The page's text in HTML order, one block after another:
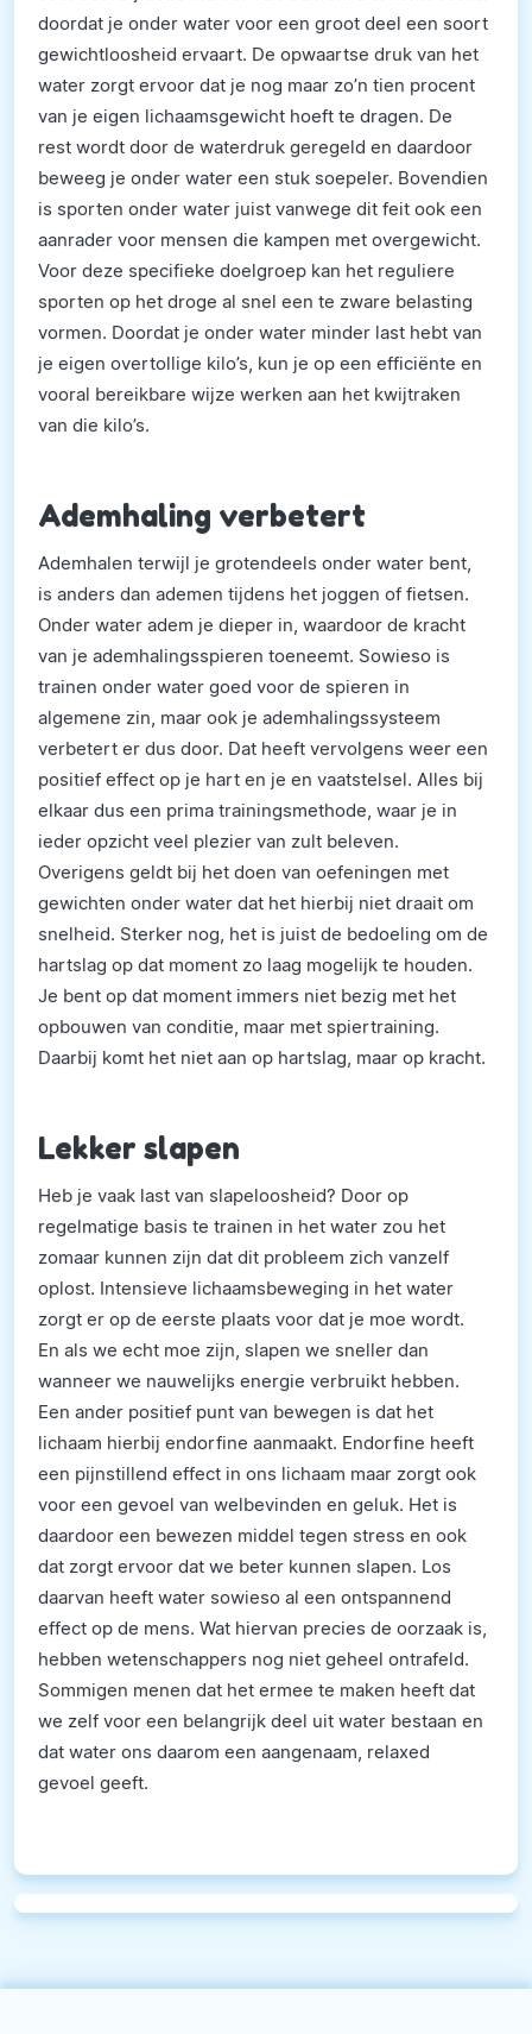
doordat je onder water voor een groot deel een soort
gewichtloosheid ervaart. De opwaartse druk van het
water zorgt ervoor dat je nog maar zo’n tien procent
van je eigen lichaamsgewicht hoeft te dragen. De
rest wordt door de waterdruk geregeld en daardoor
beweeg je onder water een stuk soepeler. Bovendien
is sporten onder water juist vanwege dit feit ook een
aanrader voor mensen die kampen met overgewicht.
Voor deze specifieke doelgroep kan het reguliere
sporten op het droge al snel een te zware belasting
vormen. Doordat je onder water minder last hebt van
je eigen overtollige kilo’s, kun je op een efficiënte en
vooral bereikbare wijze werken aan het kwijtraken
van die kilo’s.
Ademhaling verbetert
Ademhalen terwijl je grotendeels onder water bent,
is anders dan ademen tijdens het joggen of fietsen.
Onder water adem je dieper in, waardoor de kracht
van je ademhalingsspieren toeneemt. Sowieso is
trainen onder water goed voor de spieren in
algemene zin, maar ook je ademhalingssysteem
verbetert er dus door. Dat heeft vervolgens weer een
positief effect op je hart en je en vaatstelsel. Alles bij
elkaar dus een prima trainingsmethode, waar je in
ieder opzicht veel plezier van zult beleven.
Overigens geldt bij het doen van oefeningen met
gewichten onder water dat het hierbij niet draait om
snelheid. Sterker nog, het is juist de bedoeling om de
hartslag op dat moment zo laag mogelijk te houden.
Je bent op dat moment immers niet bezig met het
opbouwen van conditie, maar met spiertraining.
Daarbij komt het niet aan op hartslag, maar op kracht.
Lekker slapen
Heb je vaak last van slapeloosheid? Door op
regelmatige basis te trainen in het water zou het
zomaar kunnen zijn dat dit probleem zich vanzelf
oplost. Intensieve lichaamsbeweging in het water
zorgt er op de eerste plaats voor dat je moe wordt.
En als we echt moe zijn, slapen we sneller dan
wanneer we nauwelijks energie verbruikt hebben.
Een ander positief punt van bewegen is dat het
lichaam hierbij endorfine aanmaakt. Endorfine heeft
een pijnstillend effect in ons lichaam maar zorgt ook
voor een gevoel van welbevinden en geluk. Het is
daardoor een bewezen middel tegen stress en ook
dat zorgt ervoor dat we beter kunnen slapen. Los
daarvan heeft water sowieso al een ontspannend
effect op de mens. Wat hiervan precies de oorzaak is,
hebben wetenschappers nog niet geheel ontrafeld.
Sommigen menen dat het ermee te maken heeft dat
we zelf voor een belangrijk deel uit water bestaan en
dat water ons daarom een aangenaam, relaxed
gevoel geeft.